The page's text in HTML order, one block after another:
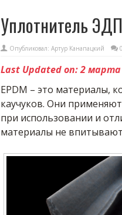
Уплотнитель
Опубликовал: Артур Канапацкий 0
Last Updated on: 2 марта
EPDM – это материалы,
каучуков. Они
при использовании и
материалы не впитывают